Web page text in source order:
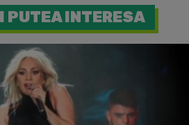
PUTEA INTERESA